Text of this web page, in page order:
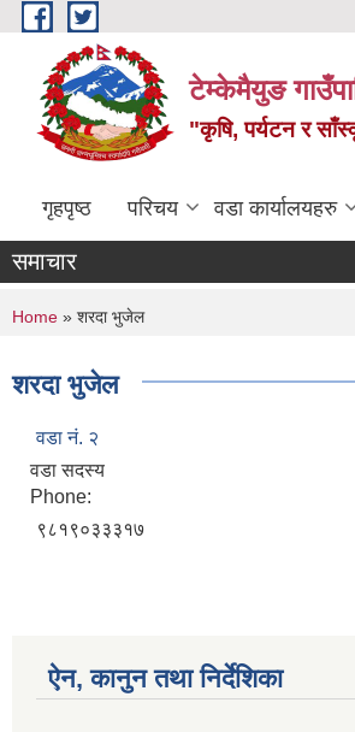
Skip to main content
टेम्केमैयुङ
"कृषि, पर्यटन र
गृहपृष्ठ परिचय वडा कार्यालयहरु
समाचार
You are here
Home » शरदा भुजेल
शरदा भुजेल
वडा नं. २
वडा सदस्य
Phone:
९८१९०३३३१७
ऐन, कानुन तथा निर्देशिका